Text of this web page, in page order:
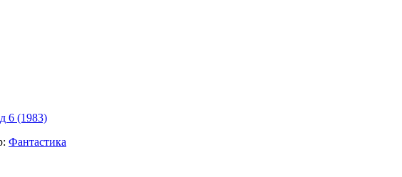
6 (1983)
Фантастика